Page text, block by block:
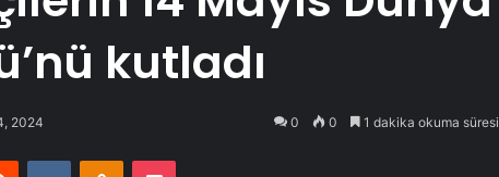
kutladı
2024 0 0 1 dakika okuma süresi
Reddit VKontakteOdnoklassniki
Pocket